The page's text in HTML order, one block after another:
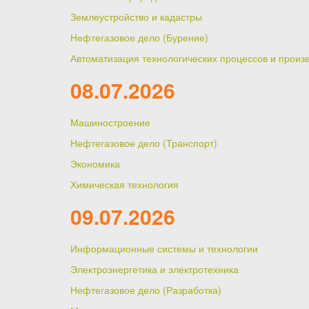
Землеустройство и кадастры
Нефтегазовое дело (Бурение)
Автоматизация технологических процессов и
08.07.2026
Машиностроение
Нефтегазовое дело (Транспорт)
Экономика
Химическая технология
09.07.2026
Информационные системы и технологии
Электроэнергетика и электротехника
Нефтегазовое дело (Разработка)